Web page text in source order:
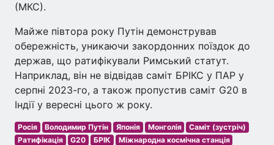
(МКС).
Майже півтора року Путін демонстрував
обережність, уникаючи закордонних поїздок до
держав, що ратифікували Римський статут.
Наприклад, він не відвідав саміт БРІКС у ПАР у
серпні 2023-го, а також пропустив саміт G20 в
Індії у вересні цього ж року.
Росія Володимир Путін Японія Монголія
Саміт (зустріч)
Ратифікація
G20 БРІК
Міжнародна космічна станція